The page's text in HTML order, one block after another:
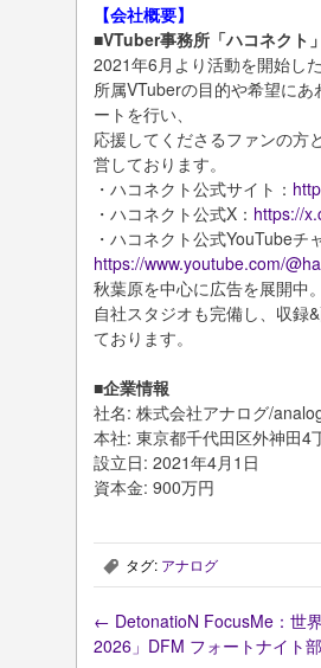
【会社概要】
■VTuber事務所「ハコネクト
2021年6月より活動を開始し
所属VTuberの目的や希望に
ートを行い、
応援してくださるファンの方
営しております。
・ハコネクト公式サイト：
・ハコネクト公式X： https://
・ハコネクト公式YouTubeチ
https://www.youtube.com/
秋葉原を中心に広告を展開中
自社スタジオも完備し、収録
ております。
■企業情報
社名: 株式会社アナログ/
本社: 東京都千代田区外神田4
設立日: 2021年4月1日
資本金: 900万円
, タグ: アナログ
← DetonatioN FocusMe：世
2026」DFM フォートナイト